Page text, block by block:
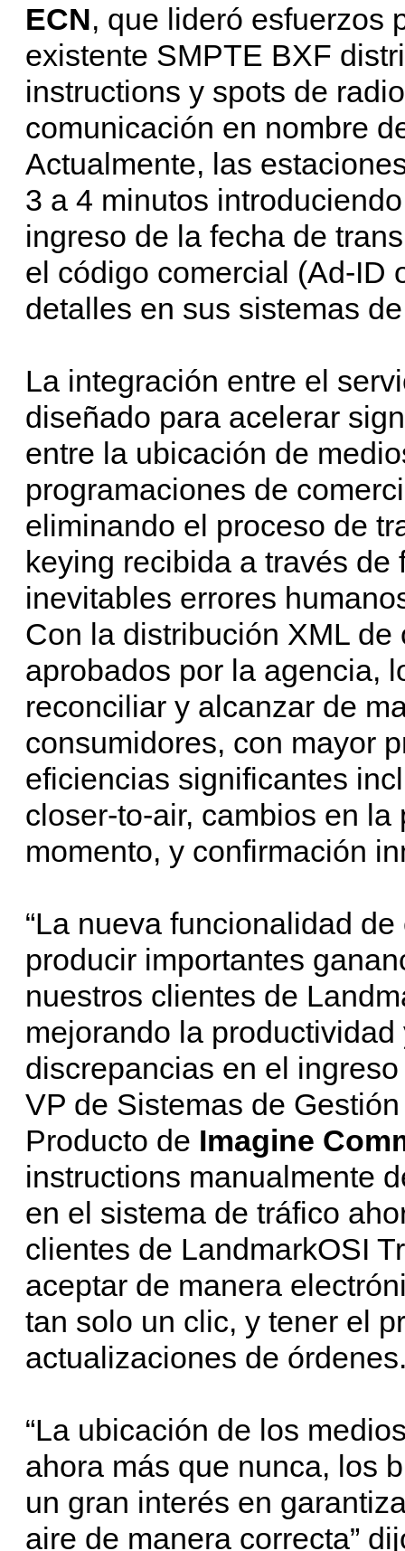
ECN, que lideró esfuerzos
existente SMPTE BXF
instructions y spots de
comunicación en nombre
Actualmente, las
3 a 4 minutos
ingreso de la fecha de
el código comercial (Ad-ID
detalles en sus sistemas
La integración entre el
diseñado para acelerar
entre la ubicación de
programaciones de
eliminando el proceso de
keying recibida a través
inevitables errores
Con la distribución XML
aprobados por la agencia,
reconciliar y alcanzar de
consumidores, con mayor
eficiencias significantes
closer-to-air, cambios en
momento, y confirmación
“La nueva funcionalidad
producir importantes
nuestros clientes de
mejorando la
discrepancias en el
VP de Sistemas de
Producto de Imagine
instructions manualmente
en el sistema de tráfico
clientes de LandmarkOSI
aceptar de manera
tan solo un clic, y tener el
actualizaciones de
“La ubicación de los
ahora más que nunca, los
un gran interés en
aire de manera correcta”